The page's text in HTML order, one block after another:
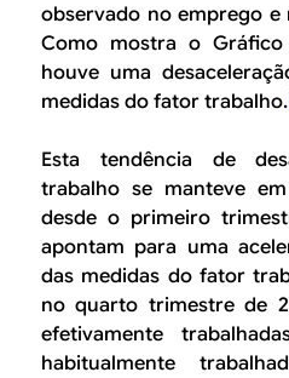
observado no emprego e
Como mostra o
houve uma
medidas do fator trabalho.
Esta tendência de
trabalho se manteve
desde o primeiro
apontam para uma
das medidas do fator
no quarto trimestre de
efetivamente
habitualmente